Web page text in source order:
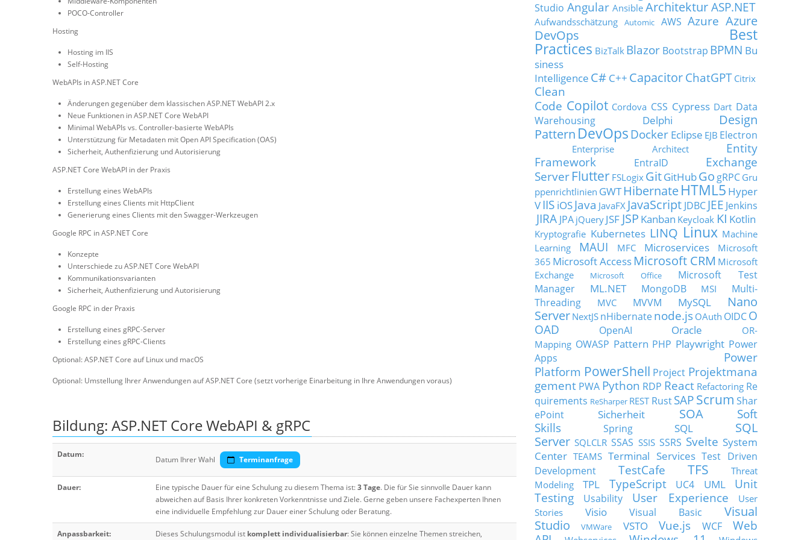
POCO-Controller
Hosting
Hosting im IIS
Self-Hosting
WebAPIs in ASP.NET Core
Änderungen gegenüber dem klassischen ASP.NET WebAPI 2.x
Neue Funktionen in ASP.NET Core WebAPI
Minimal WebAPIs vs. Controller-basierte WebAPIs
Unterstützung für Metadaten mit Open API Specification (OAS)
Sicherheit, Authenfizierung und Autorisierung
ASP.NET Core WebAPI in der Praxis
Erstellung eines WebAPIs
Erstellung eines Clients mit HttpClient
Generierung eines Clients mit den Swagger-Werkzeugen
Google RPC in ASP.NET Core
Konzepte
Unterschiede zu ASP.NET Core WebAPI
Kommunikationsvarianten
Sicherheit, Authenfizierung und Autorisierung
Google RPC in der Praxis
Erstellung eines gRPC-Server
Erstellung eines gRPC-Clients
Optional: ASP.NET Core auf Linux und macOS
Optional: Umstellung Ihrer Anwendungen auf ASP.NET Core (setzt vorherige Einarbeitung in Ihre Anwendungen voraus)
Bildung: ASP.NET Core WebAPI & gRPC
Datum:
Datum Ihrer Wahl Terminanfrage
Dauer: Eine typische Dauer für eine Schulung zu diesem Thema ist:3 Tage. Die für Sie sinnvolle Dauer kann
abweichen auf Basis Ihrer konkreten Vorkenntnisse und Ziele. Gerne geben unsere Fachexperten Ihnen
eine individuelle Empfehlung zur Dauer einer Schulung oder Beratung.
Anpassbarkeit: Dieses Schulungsmodul ist komplett individualisierbar: Sie können einzelne Themen streichen,
Studio Angular Ansible Architektur ASP.NET
Aufwandsschätzung Automic AWS Azure Azure
DevOps
Best
Practices BizTalk Blazor Bootstrap BPMN Bu
siness
Intelligence C# C++ Capacitor ChatGPT Citrix
Clean
Code Copilot Cordova CSS Cypress Dart Data
Warehousing
Delphi
Design
Pattern DevOps Docker Eclipse EJB Electron
Enterprise Architect
Entity
Framework
EntraID
Exchange
Server Flutter FSLogix GitGitHubGo gRPC Gru
ppenrichtlinien GWT HibernateHTML5 Hyper
VIIS iOSJava JavaFX JavaScript JDBC JEE Jenkins
JIRA JPA jQuery JSF JSP Kanban Keycloak KI Kotlin
Kryptografie Kubernetes LINQ Linux Machine
Learning
MAUI MFC Microservices
Microsoft
365 Microsoft Access Microsoft CRM Microsoft
Exchange
Microsoft Office
Microsoft Test
Manager
ML.NET MongoDB MSI
Multi-
Threading
MVC MVVM MySQL
Nano
Server NextJS nHibernatenode.js OAuth OIDCO
OAD
OpenAI Oracle
OR-
Mapping OWASP Pattern PHP Playwright Power
Apps
Power
Platform PowerShell Project Projektmana
gement PWA Python RDP React Refactoring Re
quirements ReSharper REST Rust SAP Scrum Shar
ePoint
Sicherheit SOA
Soft
Skills
Spring SQL
SQL
Server SQLCLR SSAS SSIS SSRS Svelte System
Center TEAMS Terminal Services Test Driven
Development
TestCafe TFS
Threat
Modeling
TPL TypeScript UC4 UML
Unit
Testing
Usability User Experience
User
Stories
Visio Visual Basic
Visual
Studio
VMWare VSTO Vue.js WCF
Web